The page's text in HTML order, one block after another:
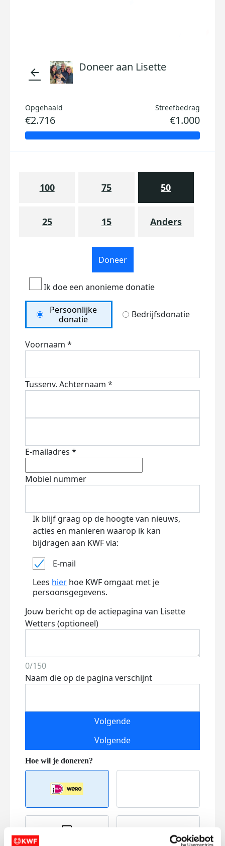
arrow_back Doneer aan Lisette
Opgehaald
€2.716
Streefbedrag
€1.000
100 75 50
25 15 Anders
Doneer
Ik doe een anonieme donatie
Persoonlijke
donatie
Bedrijfsdonatie
Voornaam *
Tussenv. Achternaam *
E-mailadres *
Mobiel nummer
Ik blijf graag op de hoogte van nieuws,
acties en manieren waarop ik kan
bijdragen aan KWF via:
E-mail
Lees hier hoe KWF omgaat met je
persoonsgegevens.
Jouw bericht op de actiepagina van Lisette
Wetters (optioneel)
0/150
Naam die op de pagina verschijnt
Volgende
Volgende